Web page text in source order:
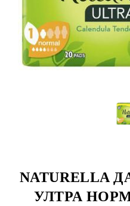
NATURELLA
УЛТРА